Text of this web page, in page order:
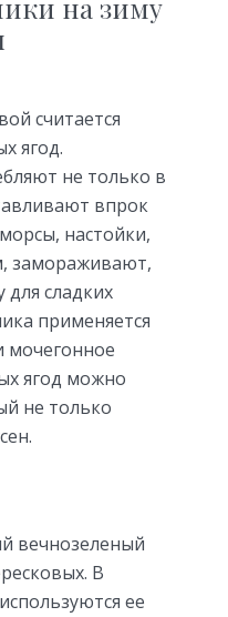
на зиму
считается
ягод.
не только в
впрок
настойки,
замораживают,
для сладких
применяется
ягод можно
не только
вечнозеленый
В
ее